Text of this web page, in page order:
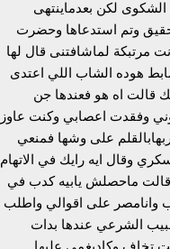
لكن بعدماينتهى
وتم استدعاها وحضرت
مرتبكة لماشافتنى قال لها
هوده الشاب اللي اعتدى
قالت اه هو فعندها جن
وفقدت اعصابي وكنت عاوز
على وشها فمنعي
وقال ايه رايك في الاتهام
ماحصلش يابيه كدب في
وانامصر على اقوالي واطلب
الشرعي عندها بدات